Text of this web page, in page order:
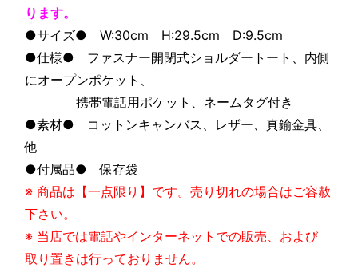
ります。
●サイズ● W:30cm H:29.5cm D:9.5cm
●仕様● ファスナー開閉式ショルダートート、内側
にオープンポケット、
携帯電話用ポケット、ネームタグ付き
●素材● コットンキャンバス、レザー、真鍮金具、
他
●付属品● 保存袋
※ 商品は【一点限り】です。売り切れの場合はご容赦
下さい。
※ 当店では電話やインターネットでの販売、および
取り置きは行っておりません。